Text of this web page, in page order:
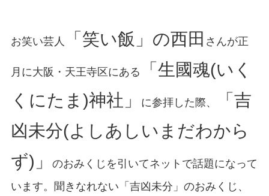
お笑い芸人 「笑い飯」の西田 さんが正
月に大阪・天王寺区にある
「生國魂(いく
くにたま)神社」
に参拝した際、
「吉
凶未分(よしあしいまだわから
ず)」
のおみくじを引いてネットで話題になって
います。聞きなれない「吉凶未分」のおみくじ、